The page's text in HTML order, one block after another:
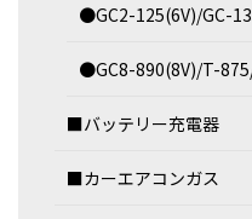
●GC2-125(6V)/GC-
●GC8-890(8V)/T-
■バッテリー充電器
■カーエアコンガス